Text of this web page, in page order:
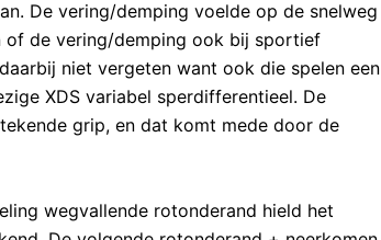
De vering/demping voelde op de snelweg
of de vering/demping ook bij sportief
niet vergeten want ook die spelen een
XDS variabel sperdifferentieel. De
grip, en dat komt mede door de
wegvallende rotonderand hield het